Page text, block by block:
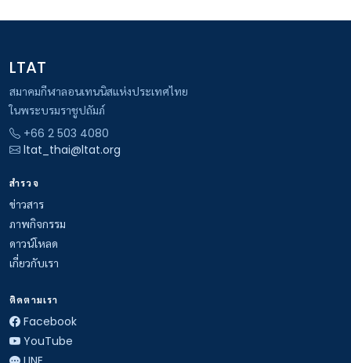
LTAT
สมาคมกีฬาลอนเทนนิสแห่งประเทศไทย
ในพระบรมราชูปถัมภ์
+66 2 503 4080
ltat_thai@ltat.org
สำรวจ
ข่าวสาร
ภาพกิจกรรม
ดาวน์โหลด
เกี่ยวกับเรา
ติดตามเรา
Facebook
YouTube